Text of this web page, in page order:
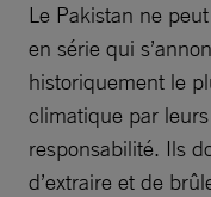
Le Pakistan ne
en série qui
historiquement le
climatique par
responsabilité. Ils
d’extraire et de